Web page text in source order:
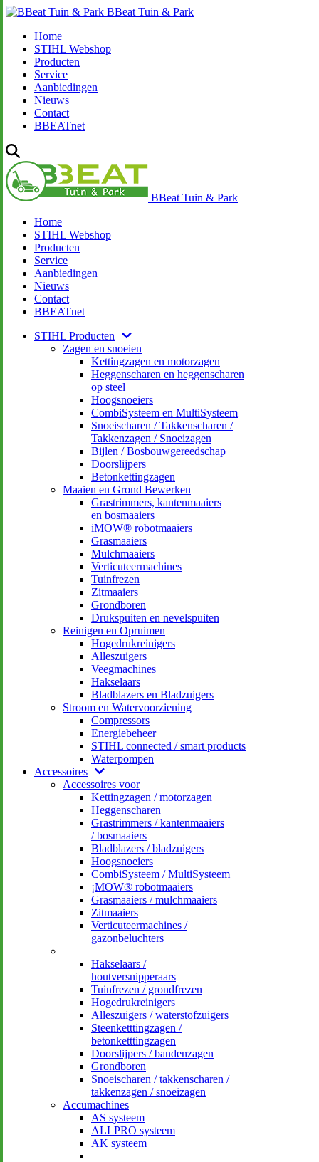
BBeat Tuin & Park
Home
STIHL Webshop
Producten
Service
Aanbiedingen
Nieuws
Contact
BBEATnet
BBeat Tuin & Park
Home
STIHL Webshop
Producten
Service
Aanbiedingen
Nieuws
Contact
BBEATnet
STIHL Producten
Zagen en snoeien
Kettingzagen en motorzagen
Heggenscharen en heggenscharen
op steel
Hoogsnoeiers
CombiSysteem en MultiSysteem
Snoeischaren / Takkenscharen /
Takkenzagen / Snoeizagen
Bijlen / Bosbouwgereedschap
Doorslijpers
Betonkettingzagen
Maaien en Grond Bewerken
Grastrimmers, kantenmaaiers
en bosmaaiers
iMOW® robotmaaiers
Grasmaaiers
Mulchmaaiers
Verticuteermachines
Tuinfrezen
Zitmaaiers
Grondboren
Drukspuiten en nevelspuiten
Reinigen en Opruimen
Hogedrukreinigers
Alleszuigers
Veegmachines
Hakselaars
Bladblazers en Bladzuigers
Stroom en Watervoorziening
Compressors
Energiebeheer
STIHL connected / smart products
Waterpompen
Accessoires
Accessoires voor
Kettingzagen / motorzagen
Heggenscharen
Grastrimmers / kantenmaaiers
/ bosmaaiers
Bladblazers / bladzuigers
Hoogsnoeiers
CombiSysteem / MultiSysteem
¡MOW® robotmaaiers
Grasmaaiers / mulchmaaiers
Zitmaaiers
Verticuteermachines /
gazonbeluchters
Hakselaars /
houtversnipperaars
Tuinfrezen / grondfrezen
Hogedrukreinigers
Alleszuigers / waterstofzuigers
Steenketttingzagen /
betonketttingzagen
Doorslijpers / bandenzagen
Grondboren
Snoeischaren / takkenscharen /
takkenzagen / snoeizagen
Accumachines
AS systeem
ALLPRO systeem
AK systeem